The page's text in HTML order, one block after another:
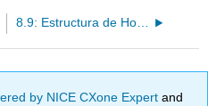
8.9: Estructura de Hongos
by NICE CXone Expertand